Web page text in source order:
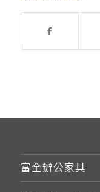
富全辦公家具